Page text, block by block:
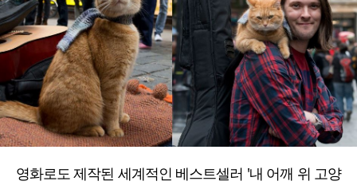
영화로도 제작된 세계적인 베스트셀러 '내 어깨 위 고양